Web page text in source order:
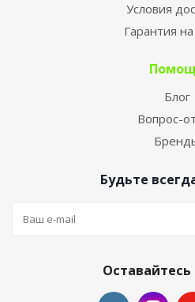
Условия
Гарантия
Блог
Вопрос-
Будьте
Оставайтесь